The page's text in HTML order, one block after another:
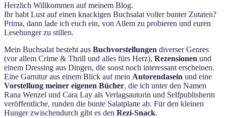
Herzlich Willkommen auf meinem Blog.
Ihr habt Lust auf einen knackigen Buchsalat voller bunter Zutaten?
Prima, dann lade ich euch ein, von Allem zu probieren und euren
Lesehunger zu stillen.
Mein Buchsalat besteht aus Buchvorstellungen diverser Genres
(vor allem Crime & Thrill und alles fürs Herz), Rezensionen und
einem Dressing aus Dingen, die sonst noch interessant erscheinen.
Eine Garnitur aus einem Blick auf mein Autorendasein und eine
Vorstellung meiner eigenen Bücher, die ich unter den Namen
Rana Wenzel und Cara Lay als Verlagsautorin und Selfpublisherin
veröffentliche, runden die bunte Salatplatte ab. Für den kleinen
Hunger zwischendurch gibt es den Rezi-Snack.